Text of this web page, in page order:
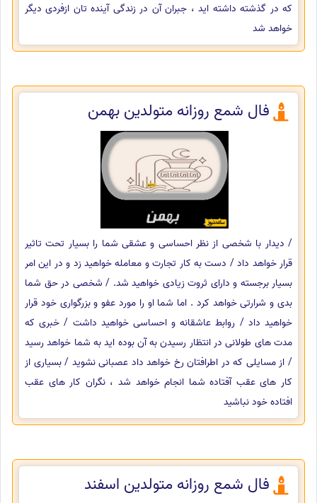
که در گذشته داشته اید ، جبران آن در زندگی آینده تان ازفردی دیگر
خواهد شد
فال شمع روزانه متولدین بهمن
/ دیدار با شخصی از نظر احساسی و عشقی شما را بسیار تحت تاثیر
قرار خواهد داد / دست به کار تجارت و معامله خواهید زد و در این امر
بسیار برجسته و دارای ثروت زیادی خواهید شد. / شخصی در حق شما
بدی و شرارتی خواهد کرد . اما شما او را مورد عفو و بزرگواری خود قرار
خواهید داد / روابط عاشقانه و احساسی خواهید داشت / خبری که
مدت های طولانی در انتظار رسیدن به آن بوده اید به شما خواهد رسید
/ از مسایلی که در اطرافتان رخ خواهد داد عصبانی نشوید / بسیاری از
کار های عقب آفتاده شما انجام خواهد شد ، نگران کار های عقب
افتاده خود نباشید
فال شمع روزانه متولدین اسفند